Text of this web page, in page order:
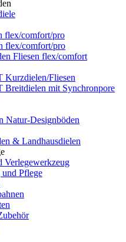
flex/comfort/pro
flex/comfort/pro
Fliesen flex/comfort
Kurzdielen/Fliesen
Breitdielen mit Synchronpore
Natur-Designböden
& Landhausdielen
Verlegewerkzeug
Pflege